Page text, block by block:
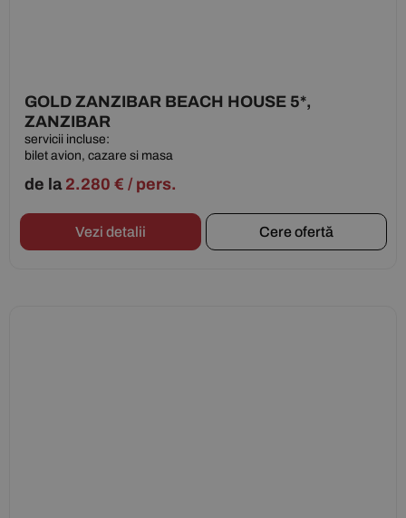
GOLD ZANZIBAR BEACH HOUSE 5*,
ZANZIBAR
servicii incluse:
bilet avion, cazare si masa
de la 2.280 € / pers.
Vezi detalii Cere ofertă